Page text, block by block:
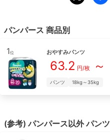
パンパース 商品別
1位 おやすみパンツ
63.2 円/枚～
パンツ 18kg～35kg
(参考)パンパース以外パンツ